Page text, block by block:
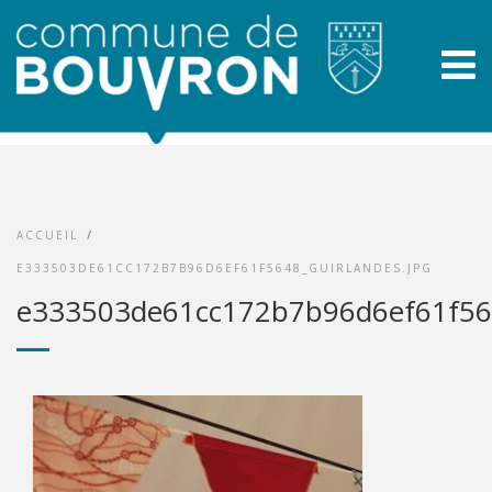
ACCUEIL /
E333503DE61CC172B7B96D6EF61F5648_GUIRLANDES.JPG